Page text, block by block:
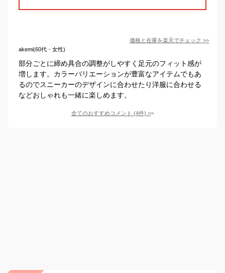
価格と在庫を楽天でチェック >>
akemi(60代・女性)
部分ごとに締め具合の調整がしやすく足元のフィット感が
増します。カラーバリエーションが豊富なアイテムでもあ
るのでスニーカーのデザインに合わせたり洋服に合わせる
などおしゃれも一緒に楽しめます。
全てのおすすめコメント (4件) >